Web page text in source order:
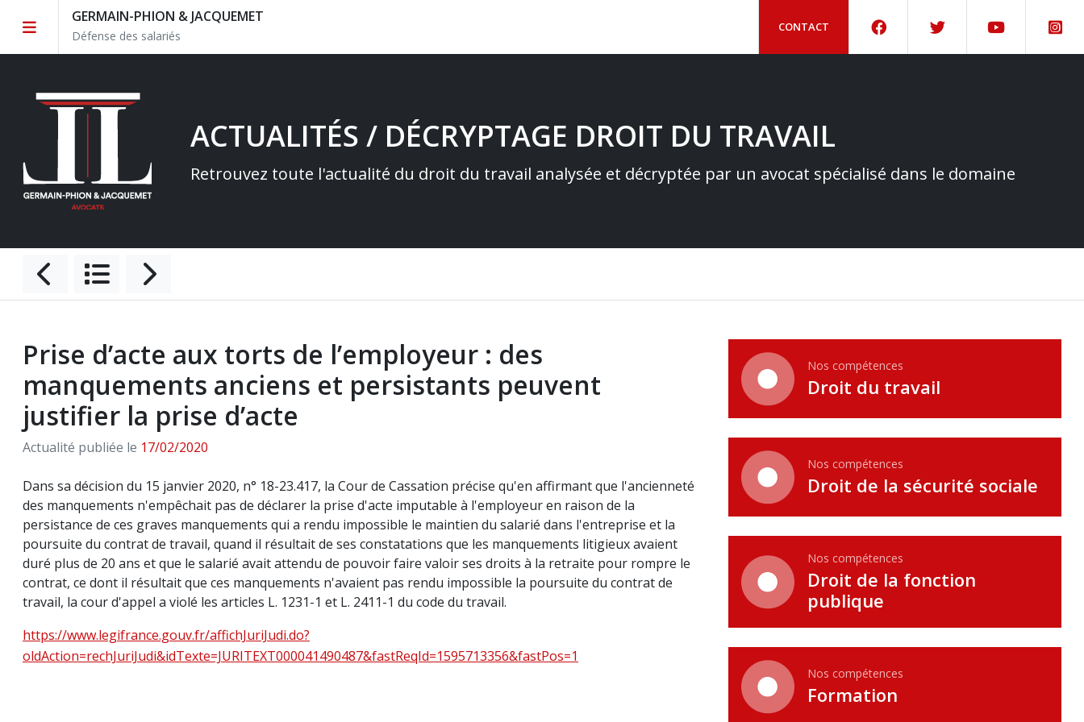
GERMAIN-PHION & JACQUEMET
Défense des salariés
CONTACT
ACTUALITÉS / DÉCRYPTAGE DROIT DU TRAVAIL
Retrouvez toute l'actualité du droit du travail analysée et décryptée par un avocat spécialisé dans le domaine
Prise d’acte aux torts de l’employeur : des
manquements anciens et persistants peuvent
justifier la prise d’acte
Actualité publiée le 17/02/2020
Dans sa décision du 15 janvier 2020, n° 18-23.417, la Cour de Cassation précise qu'en affirmant que l'ancienneté
des manquements n'empêchait pas de déclarer la prise d'acte imputable à l'employeur en raison de la
persistance de ces graves manquements qui a rendu impossible le maintien du salarié dans l'entreprise et la
poursuite du contrat de travail, quand il résultait de ses constatations que les manquements litigieux avaient
duré plus de 20 ans et que le salarié avait attendu de pouvoir faire valoir ses droits à la retraite pour rompre le
contrat, ce dont il résultait que ces manquements n'avaient pas rendu impossible la poursuite du contrat de
travail, la cour d'appel a violé les articles L. 1231-1 et L. 2411-1 du code du travail.
https://www.legifrance.gouv.fr/affichJuriJudi.do?
oldAction=rechJuriJudi&idTexte=JURITEXT000041490487&fastReqId=1595713356&fastPos=1
Nos compétences
Droit du travail
Nos compétences
Droit de la sécurité sociale
Nos compétences
Droit de la fonction
publique
Nos compétences
Formation